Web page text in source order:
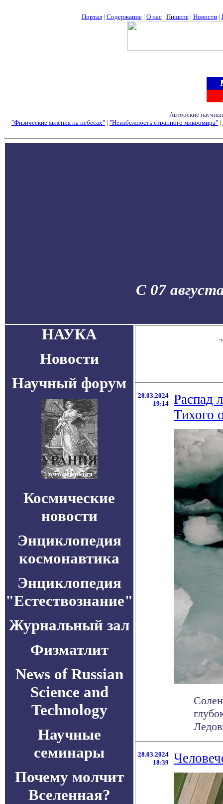
Портал| Содержание| О нас| Пишите| Новости|
Авторские
"Физические явления на небесах" | "Неизбежность странного микромира" |
С 07
НАУКА
Новости
Научный форум
Космические
новости
Энциклопедия
космонавтика
Энциклопедия
"Естествознание"
Журнальный зал
Физматлит
News of Russian
Science and
Technology
Научные
семинары
Почему молчит
Вселенная?
28.03.2024
19:14
Распад
Тихого
28.03.2024
18:39